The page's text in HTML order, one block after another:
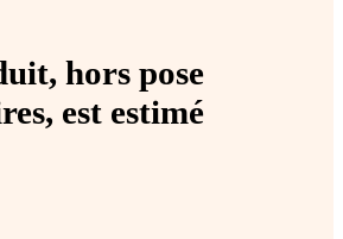
hors pose
, est estimé